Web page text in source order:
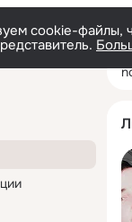
cookie-файлы,